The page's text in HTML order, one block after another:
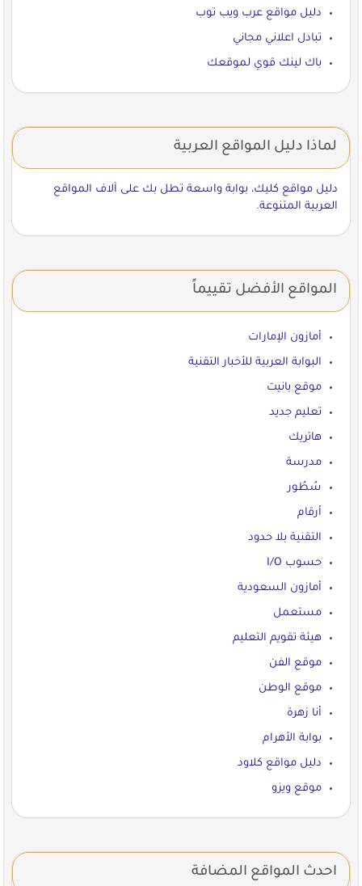
دليل مواقع عرب ويب توب
تبادل اعلاني مجاني
باك لينك قوي لموقعك
لماذا دليل المواقع العربية
دليل مواقع كليك، بوابة واسعة تطل بك على آلاف المواقع
العربية المتنوعة.
المواقع الأفضل تقييماً
أمازون الإمارات
البوابة العربية للأخبار التقنية
موقع بانيت
تعليم جديد
هاتريك
مدرسة
سُطُور
أرقام
التقنية بلا حدود
حسوب I/O
أمازون السعودية
مستعمل
هيئة تقويم التعليم
موقع الفن
موقع الوطن
أنا زهرة
بوابة الأهرام
دليل مواقع كلاود
موقع ويزو
احدث المواقع المضافة